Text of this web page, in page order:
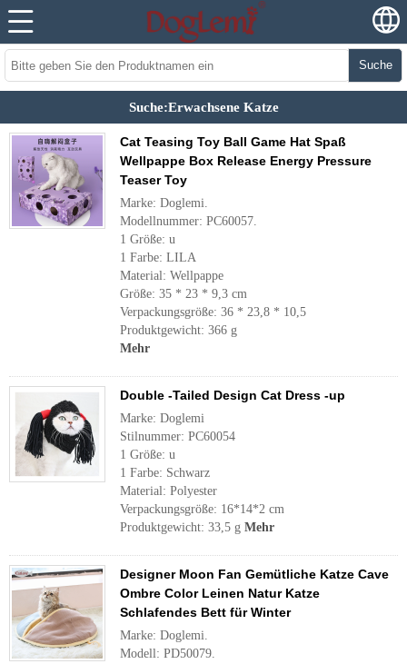
Suche
Suche:Erwachsene Katze
Cat Teasing Toy Ball Game Hat Spaß
Wellpappe Box Release Energy Pressure
Teaser Toy
Marke: Doglemi.
Modellnummer: PC60057.
1 Größe: u
1 Farbe: LILA
Material: Wellpappe
Größe: 35 * 23 * 9,3 cm
Verpackungsgröße: 36 * 23,8 * 10,5
Produktgewicht: 366 g
Mehr
Double -Tailed Design Cat Dress -up
Marke: Doglemi
Stilnummer: PC60054
1 Größe: u
1 Farbe: Schwarz
Material: Polyester
Verpackungsgröße: 16*14*2 cm
Produktgewicht: 33,5 g Mehr
Designer Moon Fan Gemütliche Katze Cave
Ombre Color Leinen Natur Katze
Schlafendes Bett für Winter
Marke: Doglemi.
Modell: PD50079.